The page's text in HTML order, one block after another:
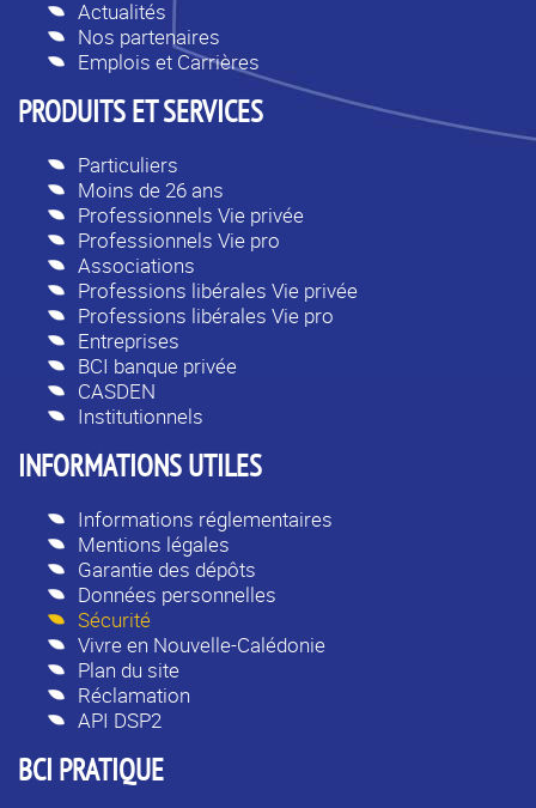
Actualités
Nos partenaires
Emplois et Carrières
PRODUITS ET SERVICES
Particuliers
Moins de 26 ans
Professionnels Vie privée
Professionnels Vie pro
Associations
Professions libérales Vie privée
Professions libérales Vie pro
Entreprises
BCI banque privée
CASDEN
Institutionnels
INFORMATIONS UTILES
Informations réglementaires
Mentions légales
Garantie des dépôts
Données personnelles
Sécurité
Vivre en Nouvelle-Calédonie
Plan du site
Réclamation
API DSP2
BCI PRATIQUE